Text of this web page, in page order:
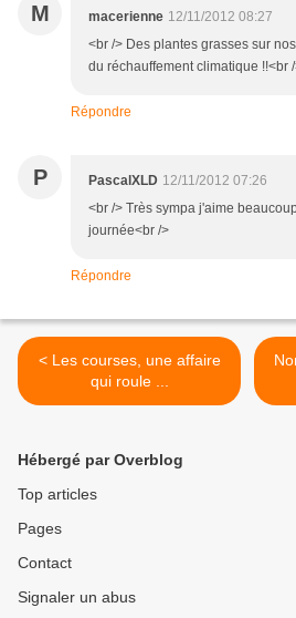
M macerienne 12/11/2012 08:27
<br /> Des plantes grasses sur
du réchauffement climatique !!<br
Répondre
P PascalXLD 12/11/2012 07:26
<br /> Très sympa j'aime
journée<br />
Répondre
< Les courses, une affaire
qui roule ...
Hébergé par Overblog
Top articles
Pages
Contact
Signaler un abus